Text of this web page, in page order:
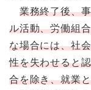
業務終了後、
ル活動、労働組
な場合には、社
性を失わせると
合を除き、就業